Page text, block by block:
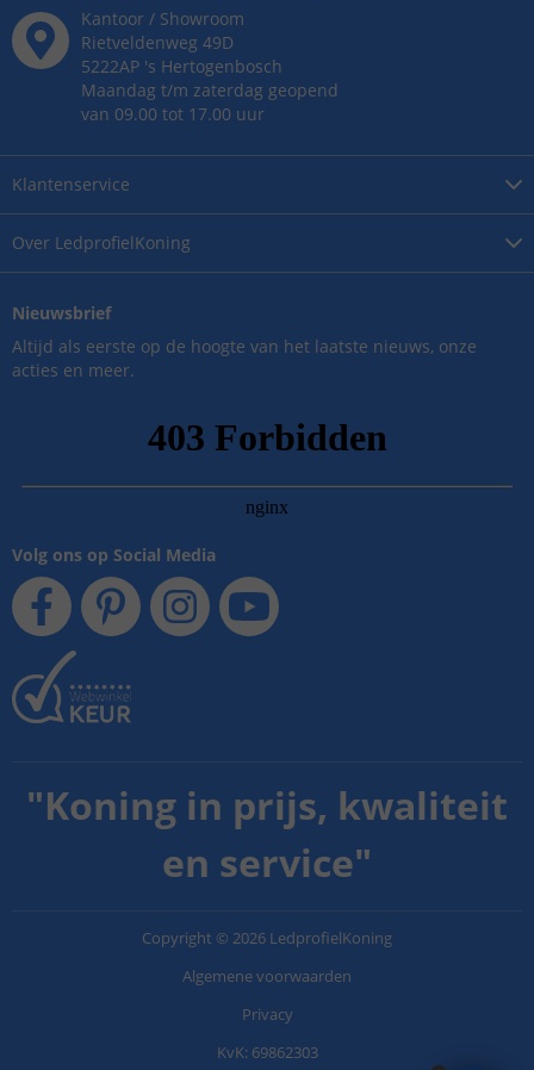
Over LedprofielKoning
Klantenservice
Kantoor / Showroom
Rietveldenweg 49D
5222AP 's Hertogenbosch
Maandag t/m zaterdag geopend
van 09.00 tot 17.00 uur
Nieuwsbrief
Altijd als eerste op de hoogte van het laatste nieuws, onze
acties en meer.
Volg ons op Social Media
"Koning in prijs, kwaliteit
en service"
Copyright © 2026 LedprofielKoning
Algemene voorwaarden
Privacy
KvK: 69862303